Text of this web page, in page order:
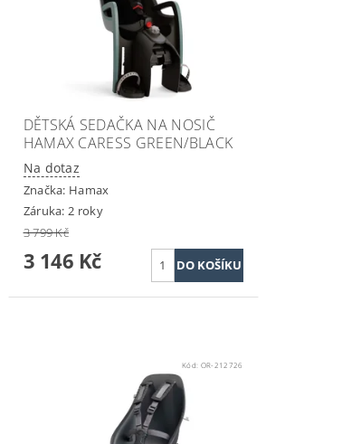
DĚTSKÁ SEDAČKA NA NOSIČ
HAMAX CARESS GREEN/BLACK
Na dotaz
Značka: Hamax
Záruka: 2 roky
3 799 Kč
3 146 Kč
Kód: OR-212726